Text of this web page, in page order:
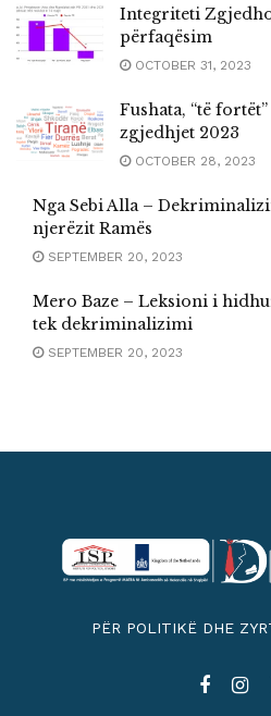
Integriteti
përfaqësim
OCTOBER 31, 2023
Fushata, “të
zgjedhjet 2023
OCTOBER 28, 2023
Nga Sebi Alla –
njerëzit Ramës
SEPTEMBER 20, 2023
Mero Baze – Leksioni i
tek dekriminalizimi
SEPTEMBER 20, 2023
PËR POLITIKË DHE